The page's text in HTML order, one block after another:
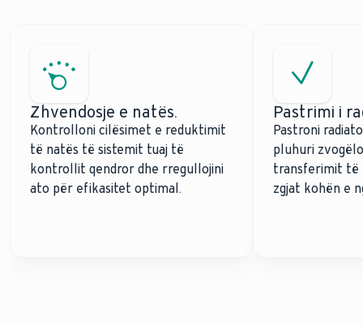
Zhvendosje e natës.
Kontrolloni cilësimet e reduktimit
të natës të sistemit tuaj të
kontrollit qendror dhe rregullojini
ato për efikasitet optimal.
Pastrimi i
Pastroni
pluhuri
transferimit të
zgjat kohën e